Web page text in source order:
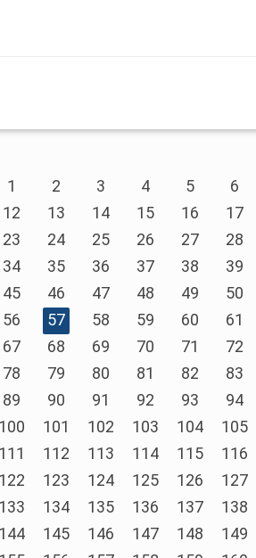
1 2 3 4 5 6
12 13 14 15 16 17
23 24 25 26 27 28
34 35 36 37 38 39
45 46 47 48 49 50
56 57 58 59 60 61
67 68 69 70 71 72
78 79 80 81 82 83
89 90 91 92 93 94
100 101 102 103 104 105
111 112 113 114 115 116
122 123 124 125 126 127
133 134 135 136 137 138
144 145 146 147 148 149